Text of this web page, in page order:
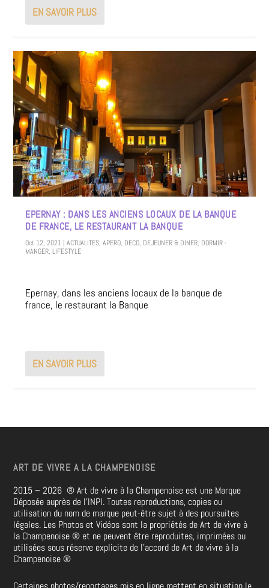
EN SAVOIR PLUS
EPERNAY : DANS LES ANCIENS LOCAUX DE LA BANQUE
DE FRANCE, LE RESTAURANT LA BANQUE
Oct 12, 2021 |ACTUALITES,APERO, DECO, DEJEUNER & DINER, DORMIR -
MANGER, LIFESTYLE
Epernay, dans les anciens locaux de la banque de
france, le restaurant la Banque
EN SAVOIR PLUS
ART DE VIVRE A LA CHAMPENOISE
2015 – 2026®Art de vivre à la Champenoise est une Marque
Déposée auprès de l’INPI. Toutes reproductions, copies ou
utilisation du nom de marque peut-être sujet à des poursuites
légales. Les Photos et Vidéos sont la propriétés de Art de vivre à
la Champenoise® et ne peuvent être reproduites, imprimées ou
utilisées sous réserve explicite de l’accord de Art de vivre à la
Champenoise®